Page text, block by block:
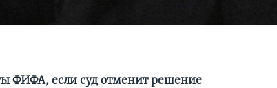
ФИФА, если суд отменит решение